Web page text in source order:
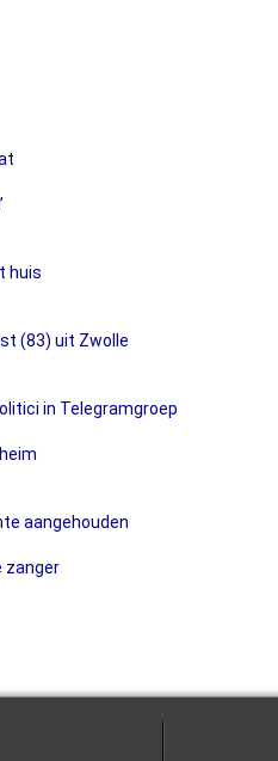
huis
(83) uit Zwolle
in Telegramgroep
aangehouden
zanger